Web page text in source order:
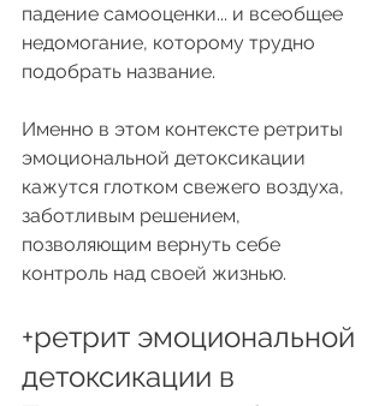
падение самооценки... и всеобщее
недомогание, которому трудно
подобрать название.
Именно в этом контексте ретриты
эмоциональной детоксикации
кажутся глотком свежего воздуха,
заботливым решением,
позволяющим вернуть себе
контроль над своей жизнью.
+ретрит эмоциональной
детоксикации в